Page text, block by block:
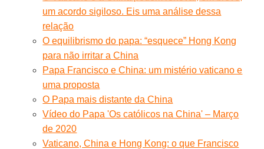
um acordo sigiloso. Eis uma análise dessa
relação
O equilibrismo do papa: “esquece” Hong Kong
para não irritar a China
Papa Francisco e China: um mistério vaticano e
uma proposta
O Papa mais distante da China
Vídeo do Papa 'Os católicos na China' – Março
de 2020
Vaticano, China e Hong Kong: o que Francisco